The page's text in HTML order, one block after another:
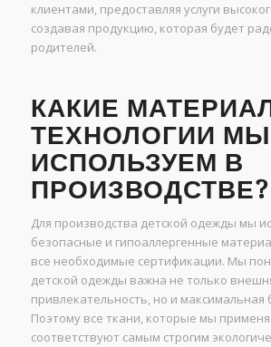
клиентами, предоставляя услуги
создавая продукцию, которая будет
родителей.
КАКИЕ
ТЕХНОЛОГИИ МЫ
ИСПОЛЬЗУЕМ В
ПРОИЗВОДСТВЕ?
Для производства детской одежды мы
безопасные и гипоаллергенные
все необходимые сертификации. Мы
детской одежды важна не только
привлекательность, но и максимальная
Поэтому все ткани, которые мы
соответствуют самым строгим